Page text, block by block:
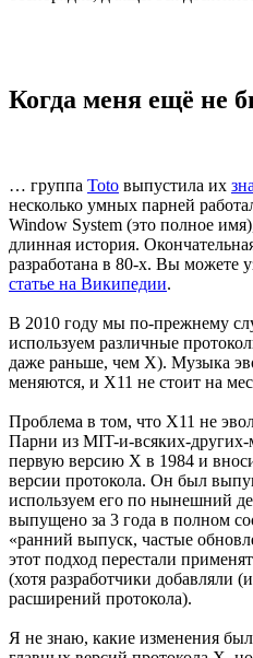
Когда меня ещё не
… группа Toto выпустила их
несколько умных парней
Window System (это полное
длинная история.
разработана в 80-х. Вы можете
статье на Википедии.
В 2010 году мы по-прежнему
используем различные
даже раньше, чем X). Музыка
меняются, и X11 не стоит на
Проблема в том, что X11 не
Парни из MIT-и-всяких-других-
первую версию X в 1984 и
версии протокола. Он был
используем его по нынешний
выпущено за 3 года в полном
«ранний выпуск, частые
этот подход перестали
(хотя разработчики добавляли
расширений протокола).
Я не знаю, какие изменения